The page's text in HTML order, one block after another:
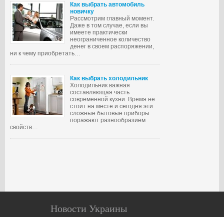
Как выбрать автомобиль
новичку
Рассмотрим главный момент.
Даже в том случае, если вы
имеете практически
неограниченное количество
денег в своем распоряжении,
ни к чему приобретать…
Как выбрать холодильник
Холодильник важная
составляющая часть
современной кухни. Время не
стоит на месте и сегодня эти
сложные бытовые приборы
поражают разнообразием
свойств…
Новости Украины